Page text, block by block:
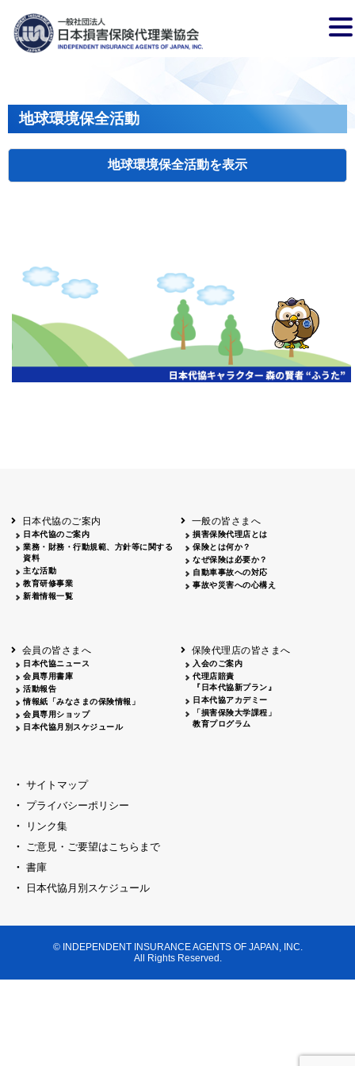
地球環境保全活動
地球環境保全活動
タイトル
岩手
クリーンアップキャンペーン
長野 飯田 飯田市大宮桜並木清掃活動
兵庫 2026.04.29 姫路城みどりの美化キャンペーン
2026.06.06 クリーン作戦 岡山
鳥取砂丘一斉清掃 鳥取
日本代協のご案内
日本代協のご案内
業務・財務・行動規範、方針等に関する
資料
主な活動
教育研修事業
新着情報一覧
一般の皆さまへ
損害保険代理店とは
保険とは何か？
なぜ保険は必要か？
自動車事故への対応
事故や災害への心構え
会員の皆さまへ
日本代協ニュース
会員専用書庫
活動報告
情報紙「みなさまの保険情報」
会員専用ショップ
日本代協月別スケジュール
保険代理店の皆さまへ
入会のご案内
代理店賠責
『日本代協新プラン』
日本代協アカデミー
「損害保険大学課程」
教育プログラム
サイトマップ
プライバシーポリシー
リンク集
ご意見・ご要望はこちらまで
書庫
日本代協月別スケジュール
© INDEPENDENT INSURANCE AGENTS OF JAPAN, INC.
All Rights Reserved.